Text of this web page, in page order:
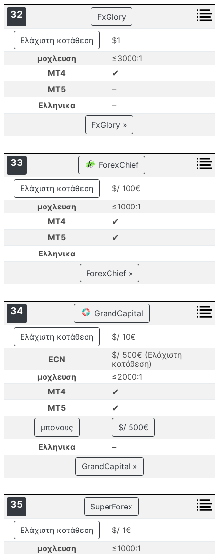
32 FxGlory
Ελάχιστη κατάθεση
$1
μοχλευση
≤3000:1
MT4
✔
MT5 –
Ελληνικα –
FxGlory »
33 ForexChief
Ελάχιστη κατάθεση
$/ 100€
μοχλευση
≤1000:1
MT4
✔
MT5 ✔
Ελληνικα –
ForexChief »
34 GrandCapital
Ελάχιστη κατάθεση $/ 10€
ECN
$/ 500€ (Ελάχιστη
κατάθεση)
μοχλευση
≤2000:1
MT4
✔
MT5 ✔
μπονους
$/ 500€
Ελληνικα
–
GrandCapital »
35 SuperForex
Ελάχιστη κατάθεση
$/ 1€
μοχλευση
≤1000:1